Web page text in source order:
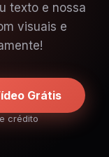
texto e nossa
visuais e
Grátis
crédito